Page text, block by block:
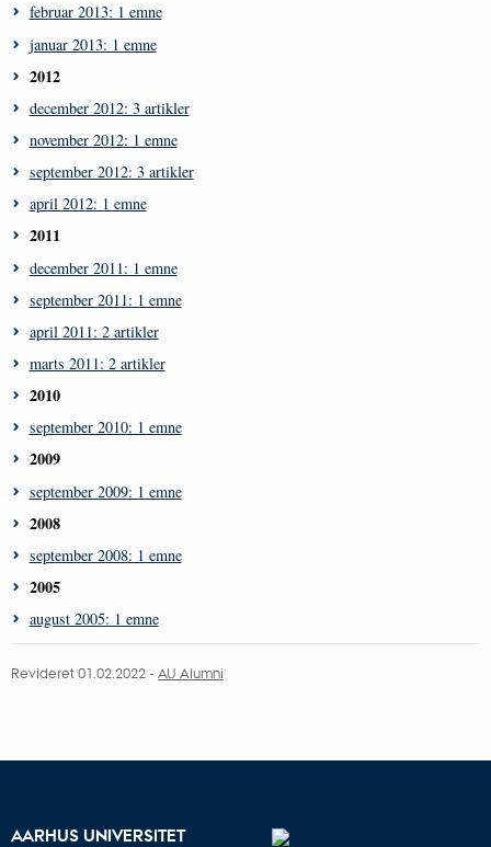
februar 2013: 1 emne
januar 2013: 1 emne
2012
december 2012: 3 artikler
november 2012: 1 emne
september 2012: 3 artikler
april 2012: 1 emne
2011
december 2011: 1 emne
september 2011: 1 emne
april 2011: 2 artikler
marts 2011: 2 artikler
2010
september 2010: 1 emne
2009
september 2009: 1 emne
2008
september 2008: 1 emne
2005
august 2005: 1 emne
Revideret 01.02.2022 - AU Alumni
AARHUS UNIVERSITET